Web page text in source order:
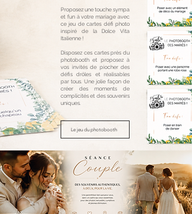
Proposez une touche sympa
et fun à votre mariage avec
ce jeu de cartes défi photo
inspiré de la Dolce Vita
Italienne !
Disposez ces cartes près du
photobooth et proposez à
vos invités de piocher des
défis drôles et réalisables
par tous. Une jolie façon de
créer des moments de
complicités et des souvenirs
uniques.
Le jeu du photobooth